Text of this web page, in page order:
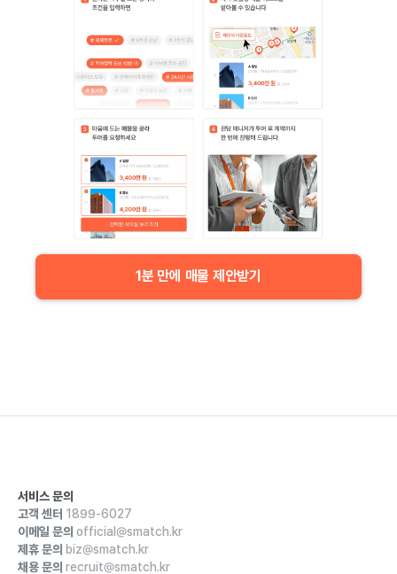
1분 만에 매물 제안받기
서비스 문의
고객 센터 1899-6027
이메일 문의 official@smatch.kr
제휴 문의 biz@smatch.kr
채용 문의 recruit@smatch.kr